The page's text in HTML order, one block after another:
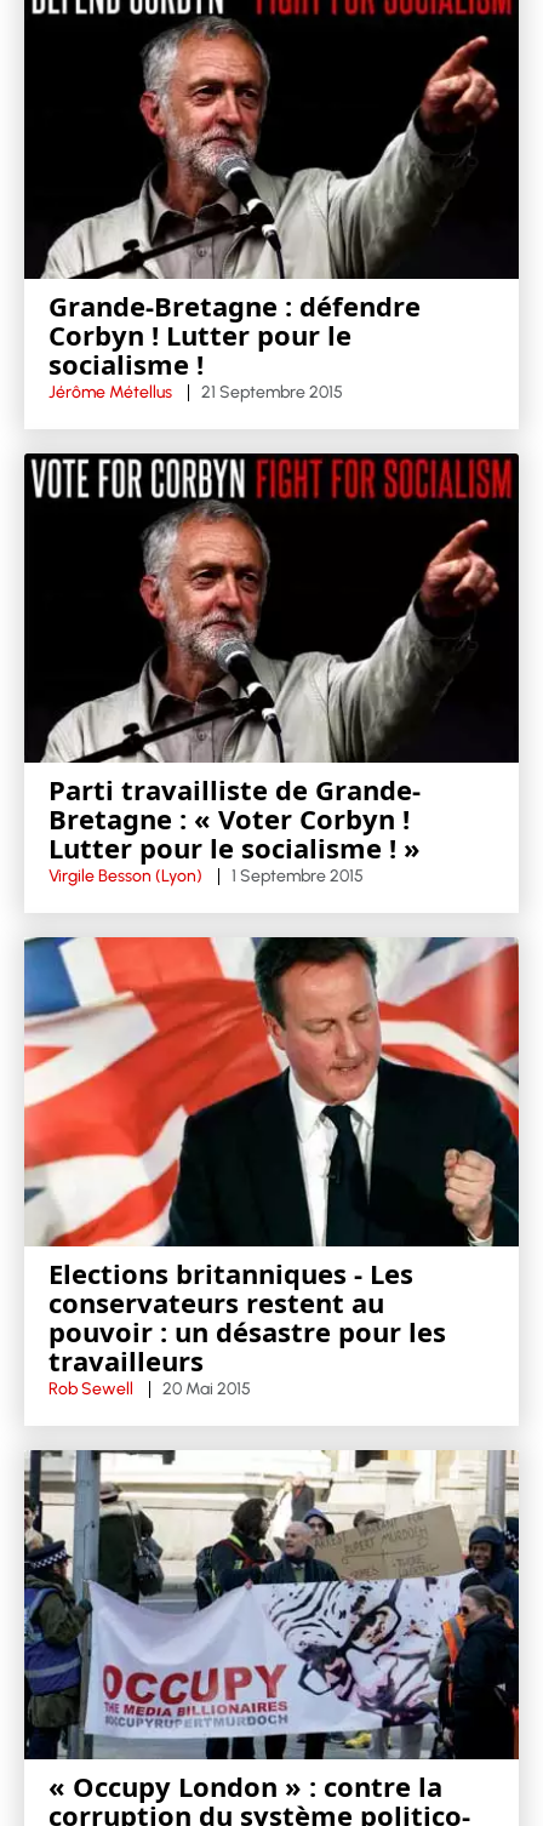
Grande-Bretagne : défendre
Corbyn ! Lutter pour le
socialisme !
Jérôme Métellus 21 Septembre 2015
Parti travailliste de Grande-
Bretagne : « Voter Corbyn !
Lutter pour le socialisme ! »
Virgile Besson (Lyon) 1 Septembre 2015
Elections britanniques - Les
conservateurs restent au
pouvoir : un désastre pour les
travailleurs
Rob Sewell 20 Mai 2015
« Occupy London » : contre la
corruption du système politico-